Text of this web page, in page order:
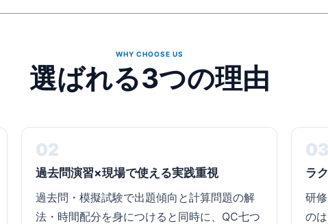
WHY CHOOSE US
選ばれる3つの理由
02
過去問演習×現場で使える実践重視
過去問・模擬試験で出題傾向と計算問題の解
法・時間配分を身につけると同時に、QC七つ
03
ラ
研
の